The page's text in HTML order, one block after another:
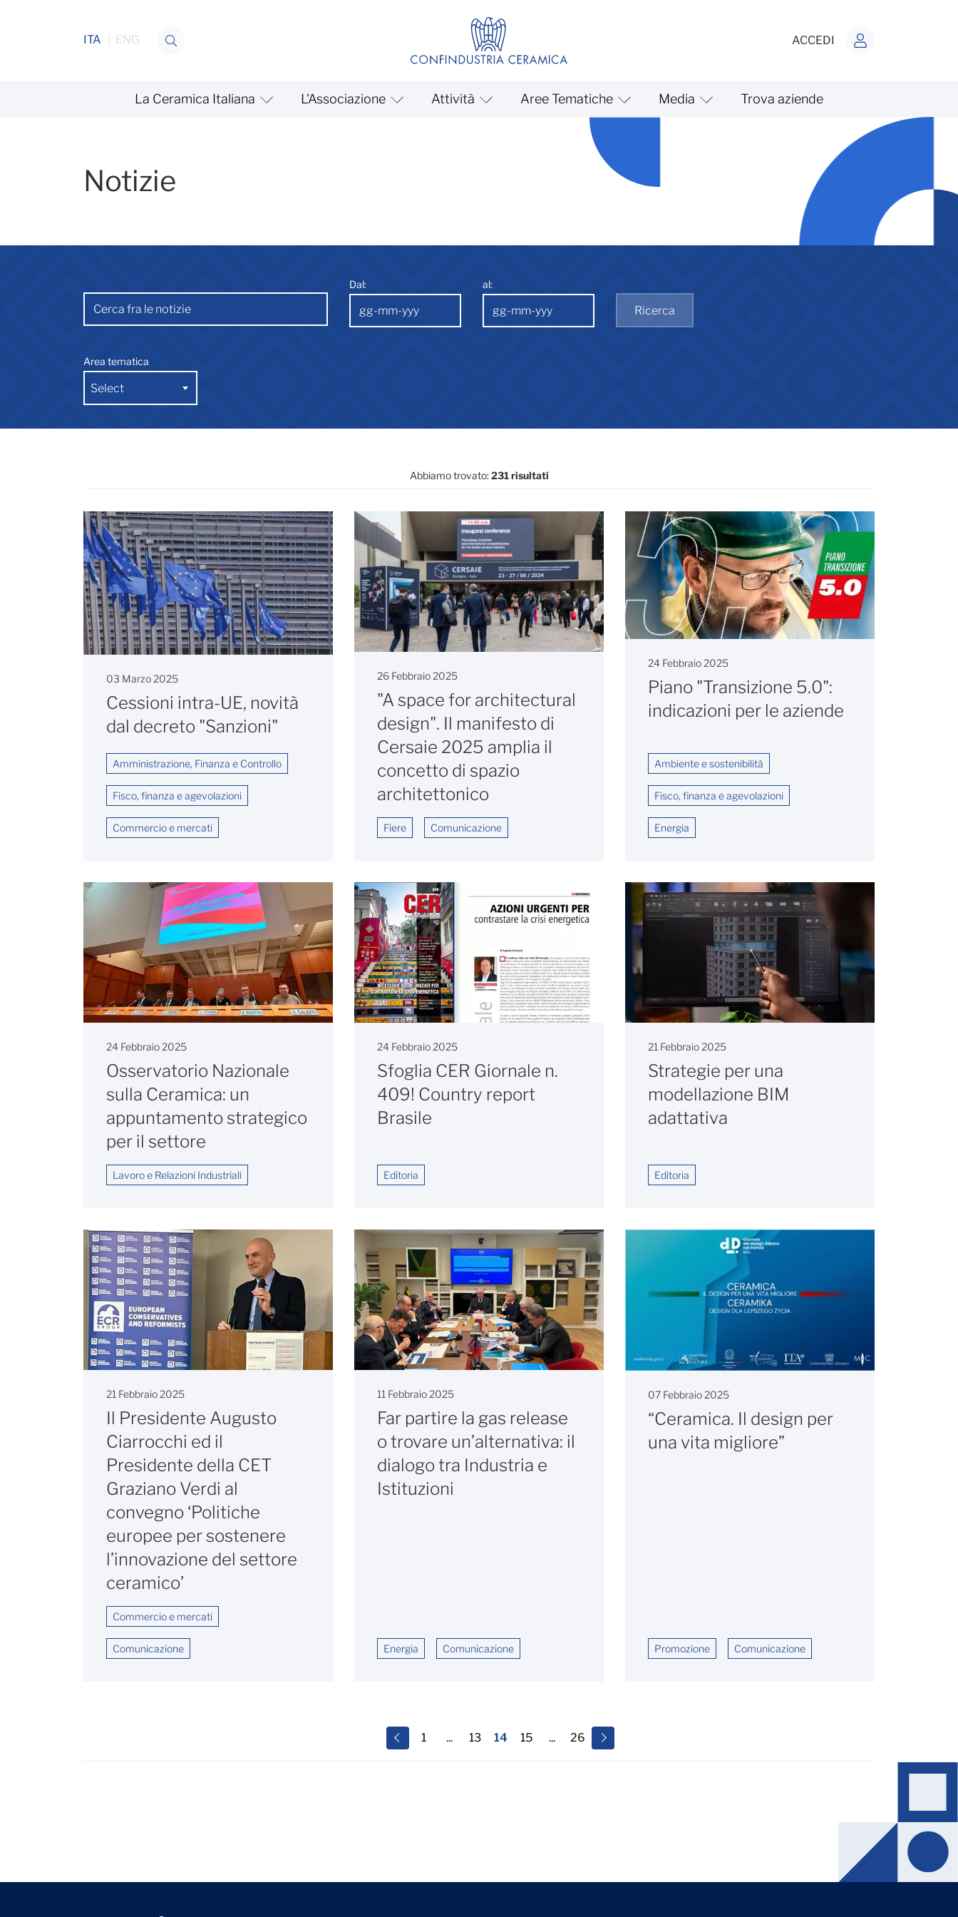
ITA ENG ACCEDI
La Ceramica Italiana L'Associazione Attività Aree Tematiche Media Trova aziende
Notizie
Dal: al:
Ricerca
Area tematica
Select
Abbiamo trovato:231 risultati
03 Marzo 2025
Cessioni intra-UE, novità
dal decreto "Sanzioni"
Amministrazione, Finanza e Controllo
Fisco, finanza e agevolazioni
Commercio e mercati
26 Febbraio 2025
"A space for architectural
design". Il manifesto di
Cersaie 2025 amplia il
concetto di spazio
architettonico
Fiere Comunicazione
24 Febbraio 2025
Piano "Transizione 5.0":
indicazioni per le aziende
Ambiente e sostenibilità
Fisco, finanza e agevolazioni
Energia
24 Febbraio 2025
Osservatorio Nazionale
sulla Ceramica: un
appuntamento strategico
per il settore
Lavoro e Relazioni Industriali
24 Febbraio 2025
Sfoglia CER Giornale n.
409! Country report
Brasile
Editoria
21 Febbraio 2025
Strategie per una
modellazione BIM
adattativa
Editoria
21 Febbraio 2025
Il Presidente Augusto
Ciarrocchi ed il
Presidente della CET
Graziano Verdi al
convegno ‘Politiche
europee per sostenere
l’innovazione del settore
ceramico’
Commercio e mercati
Comunicazione
11 Febbraio 2025
Far partire la gas release
o trovare un’alternativa: il
dialogo tra Industria e
Istituzioni
Energia Comunicazione
07 Febbraio 2025
“Ceramica. Il design per
una vita migliore”
Promozione Comunicazione
1 ... 13 14 15 ... 26